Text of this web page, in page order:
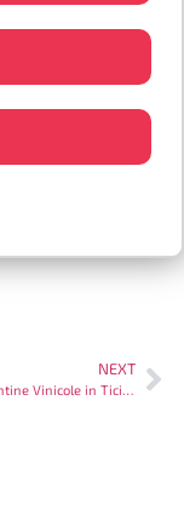
NEXT
Le Migliori Cantine Vinicole in Ticino da Visitare